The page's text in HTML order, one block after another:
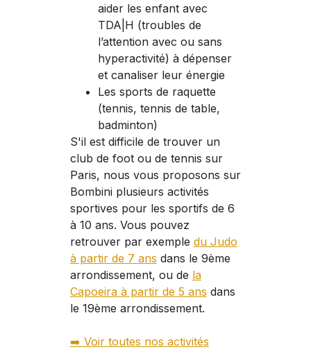
aider les enfant avec
TDA|H (troubles de
l’attention avec ou sans
hyperactivité) à dépenser
et canaliser leur énergie
Les sports de raquette
(tennis, tennis de table,
badminton)
S'il est difficile de trouver un
club de foot ou de tennis sur
Paris, nous vous proposons sur
Bombini plusieurs activités
sportives pour les sportifs de 6
à 10 ans. Vous pouvez
retrouver par exemple du Judo
à partir de 7 ans dans le 9ème
arrondissement, ou de la
Capoeira à partir de 5 ans dans
le 19ème arrondissement.
➡️ Voir toutes nos activités